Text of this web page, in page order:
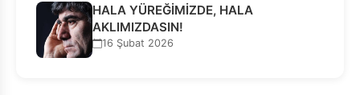
HALA YÜREĞİMİZDE, HALA
AKLIMIZDASIN!
16 Şubat 2026